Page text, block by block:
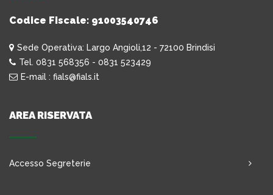
Codice Fiscale: 91003540746
Sede Operativa: Largo Angioli,12 - 72100 Brindisi
Tel. 0831 568356 - 0831 523429
E-mail : fials@fials.it
AREA RISERVATA
Accesso Segreterie